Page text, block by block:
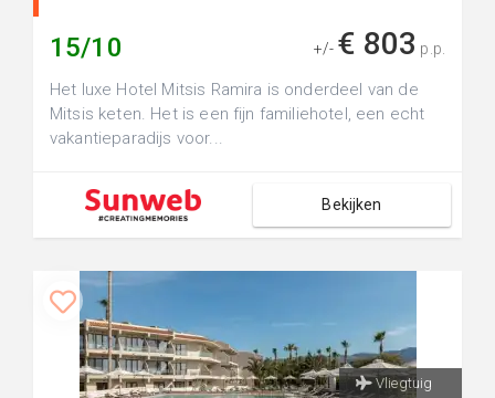
15/10 +/- € 803 p.p.
Het luxe Hotel Mitsis Ramira is onderdeel van de
Mitsis keten. Het is een fijn familiehotel, een echt
vakantieparadijs voor...
Bekijken
Vliegtuig